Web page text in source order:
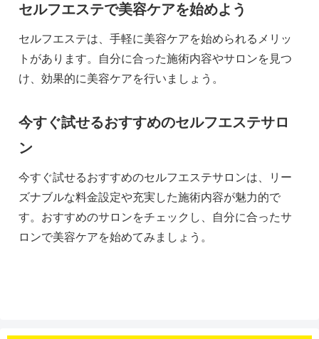
セルフエステで美容ケアを始めよう
セルフエステは、手軽に美容ケアを始められるメリッ
トがあります。自分に合った施術内容やサロンを見つ
け、効果的に美容ケアを行いましょう。
今すぐ試せるおすすめのセルフエステサロ
ン
今すぐ試せるおすすめのセルフエステサロンは、リー
ズナブルな料金設定や充実した施術内容が魅力的で
す。おすすめのサロンをチェックし、自分に合ったサ
ロンで美容ケアを始めてみましょう。